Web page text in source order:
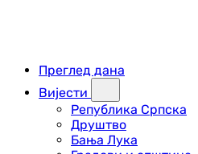
Преглед дана
Вијести
Република Српска
Друштво
Бања Лука